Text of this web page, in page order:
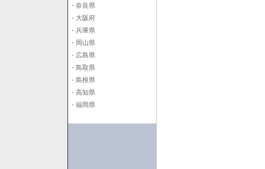
- 奈良県
- 大阪府
- 兵庫県
- 岡山県
- 広島県
- 鳥取県
- 島根県
- 高知県
- 福岡県